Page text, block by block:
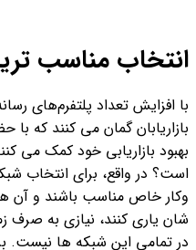
انتخاب مناسب
با افزایش تعداد پلتفرم‌های
بازاریابان گمان می کنند که
بهبود بازاریابی خود کمک می
است؟ در واقع، برای انتخاب
وکار خاص مناسب باشند و آن ها
شان یاری کنند، نیازی به صرف
در تمامی این شبکه ها نیست.